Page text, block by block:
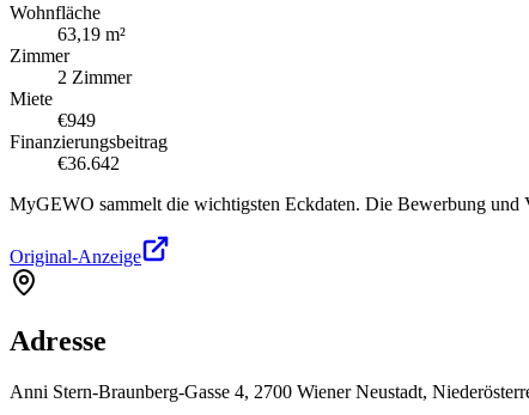
Wohnfläche
63,19 m²
Zimmer
2 Zimmer
Miete
€949
Finanzierungsbeitrag
€36.642
MyGEWO sammelt die wichtigsten Eckdaten. Die Bewerbung und
Original-Anzeige
Adresse
Anni Stern-Braunberg-Gasse 4, 2700 Wiener Neustadt,